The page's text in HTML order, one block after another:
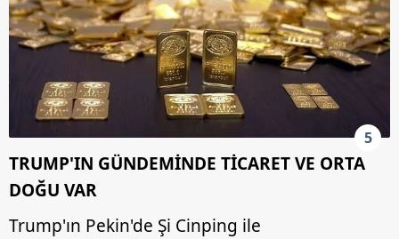
5
TRUMP'IN GÜNDEMİNDE TİCARET VE ORTA
DOĞU VAR
Trump'ın Pekin'de Şi Cinping ile